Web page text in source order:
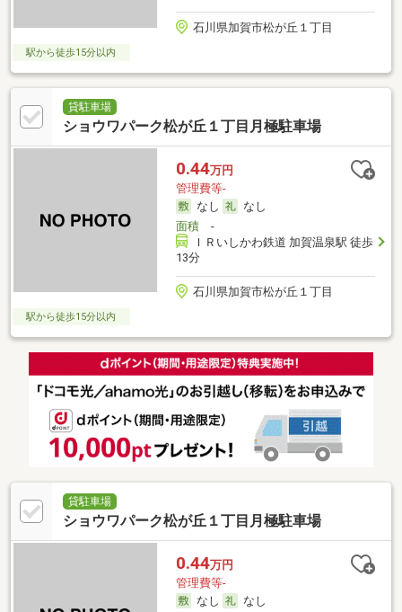
石川県加賀市松が丘１丁目
駅から徒歩15分以内
貸駐車場
ショウワパーク松が丘１丁目月極駐車場
0.44万円
管理費等-
なし
なし
面積-
ＩＲいしかわ鉄道 加賀温泉駅 徒歩
13分
石川県加賀市松が丘１丁目
駅から徒歩15分以内
貸駐車場
ショウワパーク松が丘１丁目月極駐車場
0.44万円
管理費等-
なし
なし